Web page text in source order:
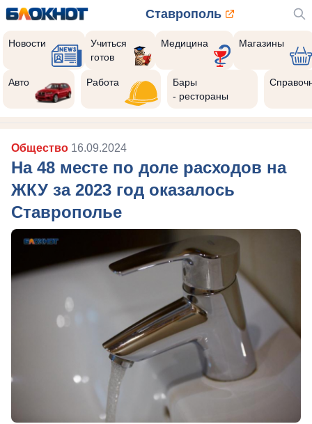
Ставрополь
Новости
Учиться
готов
Медицина Магазины
Авто Работа
Бары
- рестораны
Общество 16.09.2024
На 48 месте по доле расходов на
ЖКУ за 2023 год оказалось
Ставрополье